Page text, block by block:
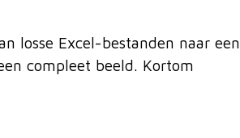
losse Excel-bestanden naar een
compleet beeld. Kortom